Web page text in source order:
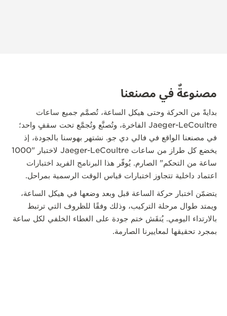
مصنوعةٌ في مصنعنا
بدايةً من الحركة وحتى هيكل الساعة، تُصمَّم جميع ساعات
Jaeger-LeCoultre الفاخرة، وتُصنَّع وتُجمَّع تحت سقفٍ واحد؛
في مصنعنا الواقع في فالي دي جو. نشتهر بهوسنا بالجودة، إذ
يخضع كل طراز من ساعات Jaeger-LeCoultre لاختبار "1000
ساعة من التحكم" الصارم. يُوفّر هذا البرنامج الفريد اختبارات
اعتماد داخلية تتجاوز اختبارات قياس الوقت الرسمية بمراحل.
يتضمّن اختبار حركة الساعة قبل وبعد وضعها في هيكل الساعة،
ويمتد طوال مرحلة التركيب، وذلك وفقًا للظروف التي ترتبط
بالارتداء اليومي. يُنقَش ختم جودة على الغطاء الخلفي لكل ساعة
بمجرد تحقيقها لمعاييرنا الصارمة.